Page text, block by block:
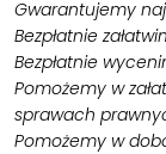
Gwarantujemy
Bezpłatnie
Bezpłatnie
Pomożemy w
sprawach
Pomożemy w